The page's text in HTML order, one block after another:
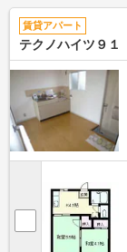
賃貸アパート
テクノハイツ９１